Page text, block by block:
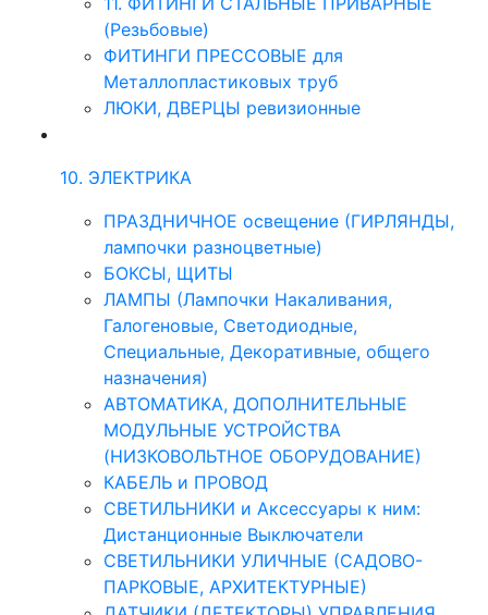
(Резьбовые)
ФИТИНГИ ПРЕССОВЫЕ для
Металлопластиковых труб
ЛЮКИ, ДВЕРЦЫ ревизионные
10. ЭЛЕКТРИКА
ПРАЗДНИЧНОЕ освещение (ГИРЛЯНДЫ,
лампочки разноцветные)
БОКСЫ, ЩИТЫ
ЛАМПЫ (Лампочки Накаливания,
Галогеновые, Светодиодные,
Специальные, Декоративные, общего
назначения)
АВТОМАТИКА, ДОПОЛНИТЕЛЬНЫЕ
МОДУЛЬНЫЕ УСТРОЙСТВА
(НИЗКОВОЛЬТНОЕ ОБОРУДОВАНИЕ)
КАБЕЛЬ и ПРОВОД
СВЕТИЛЬНИКИ и Аксессуары к ним:
Дистанционные Выключатели
СВЕТИЛЬНИКИ УЛИЧНЫЕ (САДОВО-
ПАРКОВЫЕ, АРХИТЕКТУРНЫЕ)